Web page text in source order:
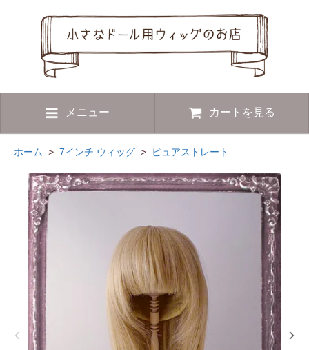
メニュー カートを見る
ホーム > 7インチ ウィッグ > ピュアストレート